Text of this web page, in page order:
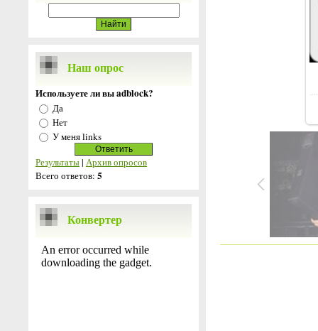
Наш опрос
Используете ли вы adblock?
Да
Нет
У меня links
Результаты| Архив опросов
Всего ответов: 5
Конвертер